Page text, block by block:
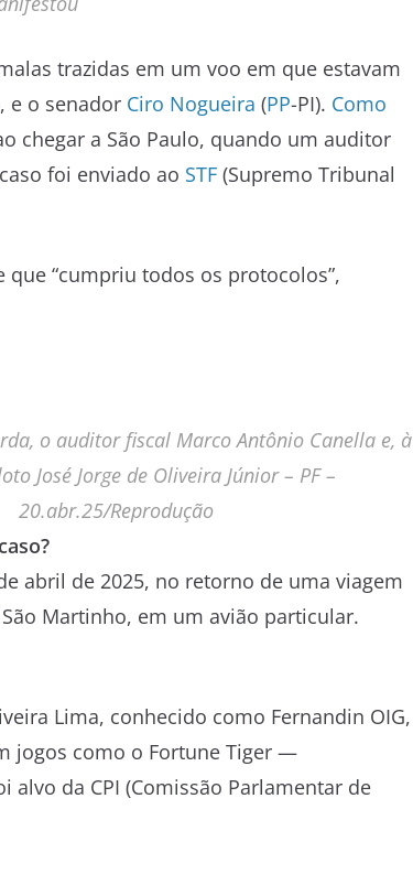
trazidas em um voo em que estavam
e o senador Ciro Nogueira (PP-PI). Como
chegar a São Paulo, quando um auditor
foi enviado ao STF (Supremo Tribunal
“cumpriu todos os protocolos”,
o auditor fiscal Marco Antônio Canella e, à
José Jorge de Oliveira Júnior – PF –
20.abr.25/Reprodução
abril de 2025, no retorno de uma viagem
Martinho, em um avião particular.
Lima, conhecido como Fernandin OIG,
jogos como o Fortune Tiger —
da CPI (Comissão Parlamentar de